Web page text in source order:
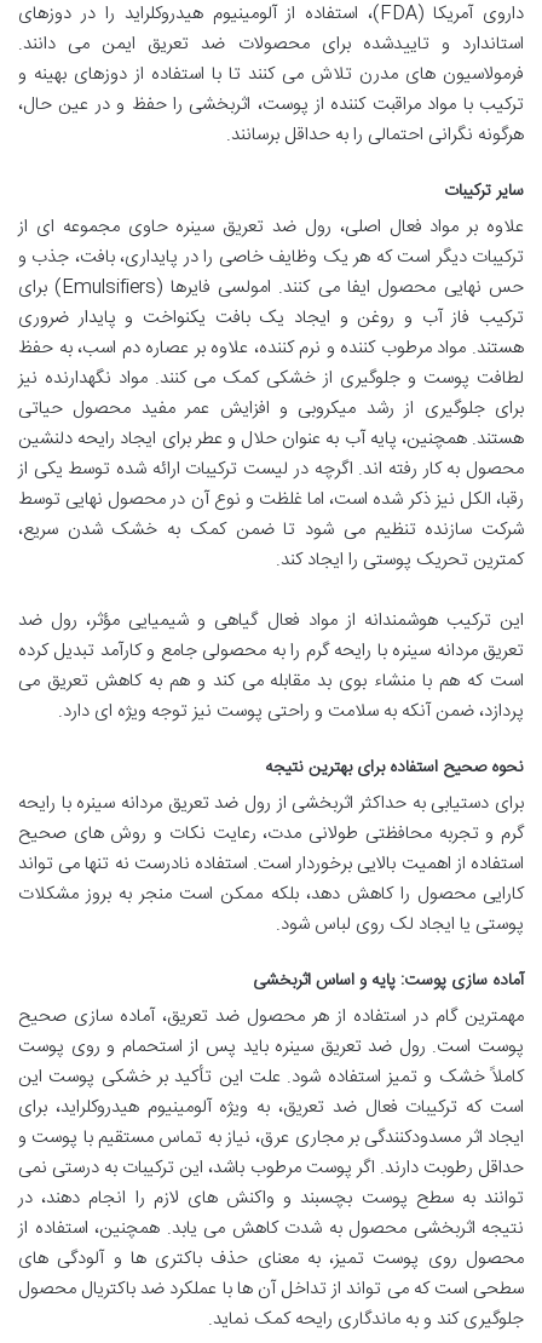
داروی آمریکا (FDA)، استفاده از آلومینیوم هیدروکلراید را در دوزهای
استاندارد و تاییدشده برای محصولات ضد تعریق ایمن می دانند.
فرمولاسیون های مدرن تلاش می کنند تا با استفاده از دوزهای بهینه و
ترکیب با مواد مراقبت کننده از پوست، اثربخشی را حفظ و در عین حال،
هرگونه نگرانی احتمالی را به حداقل برسانند.
سایر ترکیبات
علاوه بر مواد فعال اصلی، رول ضد تعریق سینره حاوی مجموعه ای از
ترکیبات دیگر است که هر یک وظایف خاصی را در پایداری، بافت، جذب و
حس نهایی محصول ایفا می کنند. امولسی فایرها
(Emulsifiers) برای
ترکیب فاز آب و روغن و ایجاد یک بافت یکنواخت و پایدار ضروری
هستند. مواد مرطوب کننده و نرم کننده، علاوه بر عصاره دم اسب، به حفظ
لطافت پوست و جلوگیری از خشکی کمک می کنند. مواد نگهدارنده نیز
برای جلوگیری از رشد میکروبی و افزایش عمر مفید محصول حیاتی
هستند. همچنین، پایهآب به عنوان حلال و عطربرای ایجاد رایحه دلنشین
محصول به کار رفته اند. اگرچه در لیست ترکیبات ارائه شده توسط یکی از
رقبا، الکل نیز ذکر شده است، اما غلظت و نوع آن در محصول نهایی توسط
شرکت سازنده تنظیم می شود تا ضمن کمک به خشک شدن سریع،
کمترین تحریک پوستی را ایجاد کند.
این ترکیب هوشمندانه از مواد فعال گیاهی و شیمیایی مؤثر، رول ضد
تعریق مردانه سینره با رایحه گرم را به محصولی جامع و کارآمد تبدیل کرده
است که هم با منشاء بوی بد مقابله می کند و هم به کاهش تعریق می
پردازد، ضمن آنکه به سلامت و راحتی پوست نیز توجه ویژه ای دارد.
نحوه صحیح استفاده برای بهترین نتیجه
برای دستیابی به حداکثر اثربخشی از رول ضد تعریق مردانه سینره با رایحه
گرم و تجربه محافظتی طولانی مدت، رعایت نکات و روش های صحیح
استفاده از اهمیت بالایی برخوردار است. استفاده نادرست نه تنها می تواند
کارایی محصول را کاهش دهد، بلکه ممکن است منجر به بروز مشکلات
پوستی یا ایجاد لک روی لباس شود.
آماده سازی پوست: پایه و اساس اثربخشی
مهمترین گام در استفاده از هر محصول ضد تعریق، آماده سازی صحیح
پوست است. رول ضد تعریق سینره باید پس از استحمام و روی پوست
کاملاً خشک و تمیزاستفاده شود. علت این تأکید بر خشکی پوست این
است که ترکیبات فعال ضد تعریق، به ویژه آلومینیوم هیدروکلراید، برای
ایجاد اثر مسدودکنندگی بر مجاری عرق، نیاز به تماس مستقیم با پوست و
حداقل رطوبت دارند. اگر پوست مرطوب باشد، این ترکیبات به درستی نمی
توانند به سطح پوست بچسبند و واکنش های لازم را انجام دهند، در
نتیجه اثربخشی محصول به شدت کاهش می یابد. همچنین، استفاده از
محصول روی پوست تمیز، به معنای حذف باکتری ها و آلودگی های
سطحی است که می تواند از تداخل آن ها با عملکرد ضد باکتریال محصول
جلوگیری کند و به ماندگاری رایحه کمک نماید.